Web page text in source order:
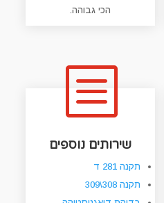
b
שירותים נוספים
תקנה 281 ד
תקנה 308\309
הכי גבוהה.